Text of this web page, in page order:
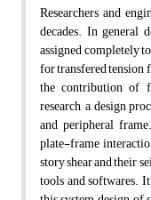
Researchers and
decades. In general
assigned completely
for transfered tension
the contribution of
research,a design
and peripheral
plate-frame
story shear and their
tools and softwares.